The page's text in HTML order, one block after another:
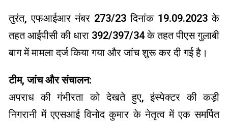
तुरंत, एफआईआर नंबर 273/23 दिनांक 19.09.2023 के
तहत आईपीसी की धारा 392/397/34 के तहत पीएस गुलाबी
बाग में मामला दर्ज किया गया और जांच शुरू कर दी गई है।
टीम, जांच और संचालन:
अपराध की गंभीरता को देखते हुए, इंस्पेक्टर की कड़ी
निगरानी में एएसआई विनोद कुमार के नेतृत्व में एक समर्पित